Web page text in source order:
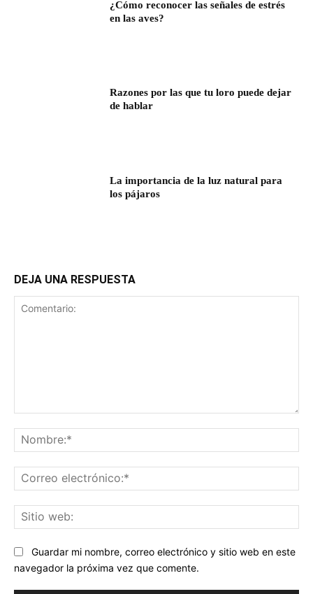
¿Cómo reconocer las señales de estrés
en las aves?
Razones por las que tu loro puede dejar
de hablar
La importancia de la luz natural para
los pájaros
DEJA UNA RESPUESTA
Guardar mi nombre, correo electrónico y sitio web en este
navegador la próxima vez que comente.